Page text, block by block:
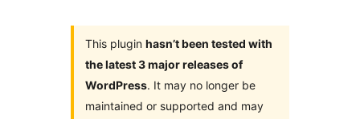
This plugin hasn’t been tested with
the latest 3 major releases of
WordPress. It may no longer be
maintained or supported and may